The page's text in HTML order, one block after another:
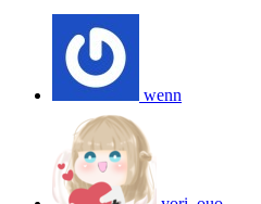
wenn